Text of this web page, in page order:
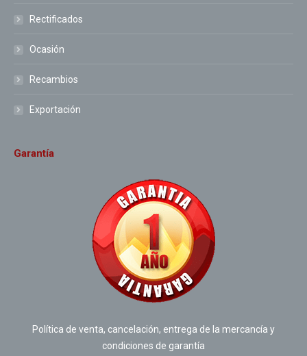
Rectificados
Ocasión
Recambios
Exportación
Garantía
Política de venta, cancelación, entrega de la mercancía y
condiciones de garantía